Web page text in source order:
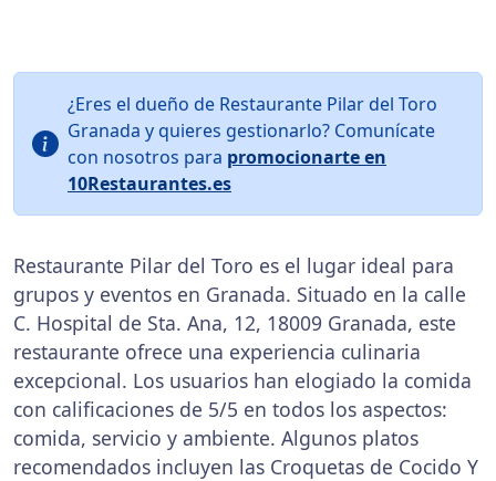
¿Eres el dueño de Restaurante Pilar del Toro
Granada y quieres gestionarlo? Comunícate
con nosotros para promocionarte en
10Restaurantes.es
Restaurante Pilar del Toro es el lugar ideal para
grupos y eventos en Granada. Situado en la calle
C. Hospital de Sta. Ana, 12, 18009 Granada, este
restaurante ofrece una experiencia culinaria
excepcional. Los usuarios han elogiado la comida
con calificaciones de 5/5 en todos los aspectos:
comida, servicio y ambiente. Algunos platos
recomendados incluyen las Croquetas de Cocido Y